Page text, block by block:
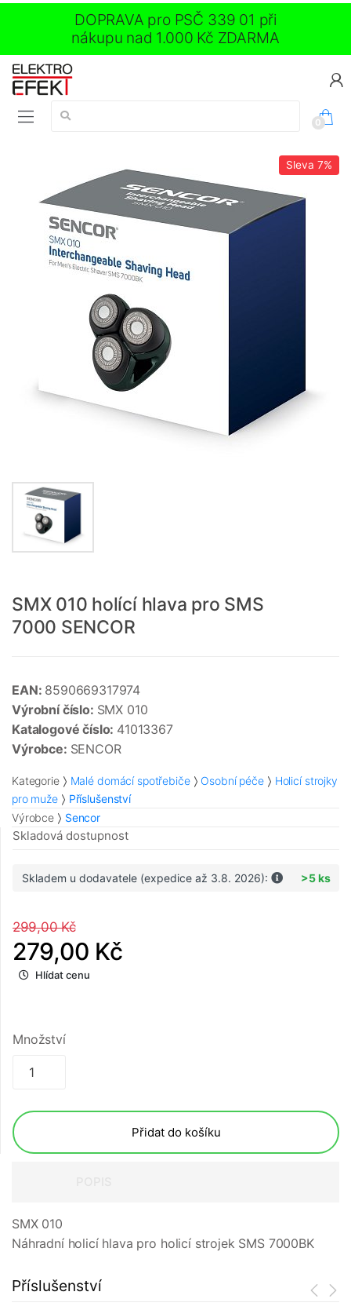
DOPRAVA pro PSČ 339 01 při
nákupu nad 1.000 Kč ZDARMA
Vyhledávání:
0
Sleva 7%
SMX 010 holící hlava pro SMS
7000 SENCOR
EAN: 8590669317974
Výrobní číslo: SMX 010
Katalogové číslo: 41013367
Výrobce: SENCOR
Kategorie Malé domácí spotřebiče Osobní péče
Holicí strojky
pro muže
Příslušenství
Výrobce
Sencor
Skladová dostupnost
Skladem u dodavatele (expedice až 3.8. 2026): >5 ks
299,00 Kč
279,00 Kč
Hlídat cenu
Množství
Přidat do košíku
SMX 010
Náhradní holicí hlava pro holicí strojek SMS 7000BK
Příslušenství